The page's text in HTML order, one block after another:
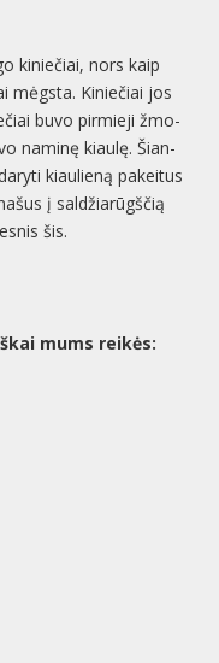
kinie­čiai, nors kaip
mėgsta. Kiniečiai jos
buvo pir­mieji žmo­
naminę kiaulę. Šian­
kiau­lieną pakei­tus
į sal­dži­a­rūgš­čią
šis.
mums reikės: